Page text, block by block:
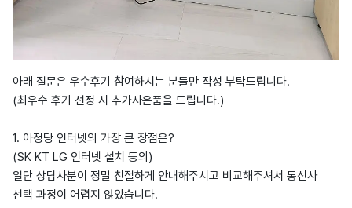
아래 질문은 우수후기 참여하시는 분들만 작성 부탁드립니다.
(최우수 후기 선정 시 추가사은품을 드립니다.)
1. 아정당 인터넷의 가장 큰 장점은?
(SK KT LG 인터넷 설치 등의)
일단 상담사분이 정말 친절하게 안내해주시고 비교해주셔서 통신사
선택 과정이 어렵지 않았습니다.